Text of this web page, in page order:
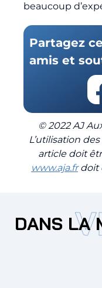
beaucoup
Partagez
amis et
© 2022 AJ
L’utilisation
article doit
www.aja.frdoit
DANS LA